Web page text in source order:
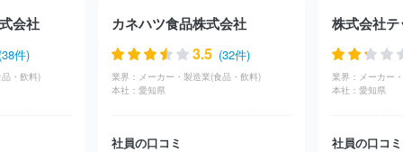
式会社
フジフーズ株式会社 昭和産業株式会社
モランボン株式
会社
亀田製菓株式会社 株式会社世田谷自然食品
株式会社ヤク
ルト本社
日清オイリオグループ株式会社
ウェルネオシュガー株式会社
ケンコーマヨネーズ株式会社
株式
アサヒビール株式会社 キユーピー株式会社
株式会
会社
件)
・飲料)
カネハツ食品株式会社
3.5 (32件)
業界： メーカー・製造業(食品・飲料)
本社： 愛知県
社員の口コミ
株式会社
業界： メーカー
本社： 愛知県
社員の口コミ